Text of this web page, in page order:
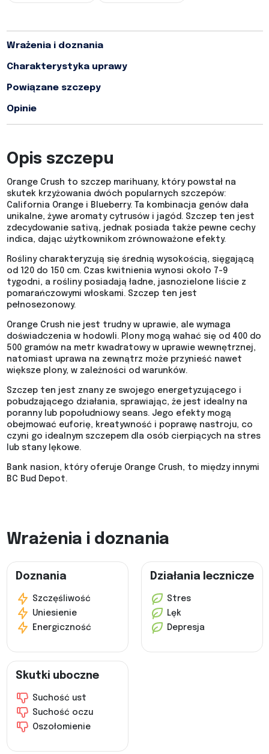
Wrażenia i doznania
Charakterystyka uprawy
Powiązane szczepy
Opinie
Opis szczepu
Orange Crush to szczep marihuany, który powstał na
skutek krzyżowania dwóch popularnych szczepów:
California Orange i Blueberry. Ta kombinacja genów dała
unikalne, żywe aromaty cytrusów i jagód. Szczep ten jest
zdecydowanie sativą, jednak posiada także pewne cechy
indica, dając użytkownikom zrównoważone efekty.
Rośliny charakteryzują się średnią wysokością, sięgającą
od 120 do 150 cm. Czas kwitnienia wynosi około 7-9
tygodni, a rośliny posiadają ładne, jasnozielone liście z
pomarańczowymi włoskami. Szczep ten jest
pełnosezonowy.
Orange Crush nie jest trudny w uprawie, ale wymaga
doświadczenia w hodowli. Plony mogą wahać się od 400 do
500 gramów na metr kwadratowy w uprawie wewnętrznej,
natomiast uprawa na zewnątrz może przynieść nawet
większe plony, w zależności od warunków.
Szczep ten jest znany ze swojego energetyzującego i
pobudzającego działania, sprawiając, że jest idealny na
poranny lub popołudniowy seans. Jego efekty mogą
obejmować euforię, kreatywność i poprawę nastroju, co
czyni go idealnym szczepem dla osób cierpiących na stres
lub stany lękowe.
Bank nasion, który oferuje Orange Crush, to między innymi
BC Bud Depot.
Wrażenia i doznania
Doznania
Szczęśliwość
Uniesienie
Energiczność
Działania lecznicze
Stres
Lęk
Depresja
Skutki uboczne
Suchość ust
Suchość oczu
Oszołomienie